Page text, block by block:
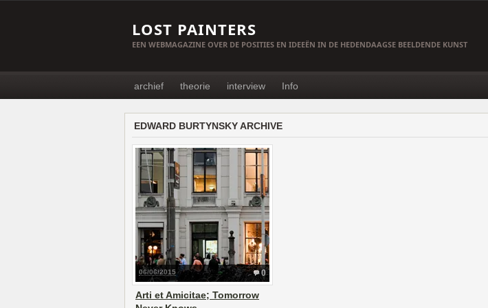
LOST PAINTERS
EEN WEBMAGAZINE OVER DE POSITIES EN IDEEËN IN DE HEDENDAAGSE BEELDENDE KUNST
archief theorie interview Info
EDWARD BURTYNSKY ARCHIVE
0
06/06/2015
Arti et Amicitae; Tomorrow